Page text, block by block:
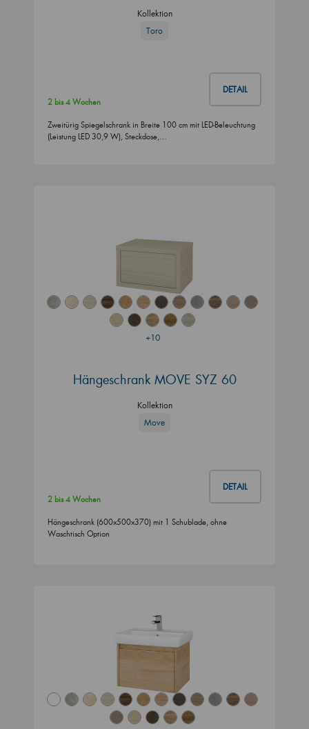
Kollektion
Toro
DETAIL
2 bis 4 Wochen
Zweitürig Spiegelschrank in Breite 100 cm mit LED-Beleuchtung
(Leistung LED 30,9 W), Steckdose,…
+10
Hängeschrank MOVE SYZ 60
Kollektion
Move
DETAIL
2 bis 4 Wochen
Hängeschrank (600x500x370) mit 1 Schublade, ohne
Waschtisch Option